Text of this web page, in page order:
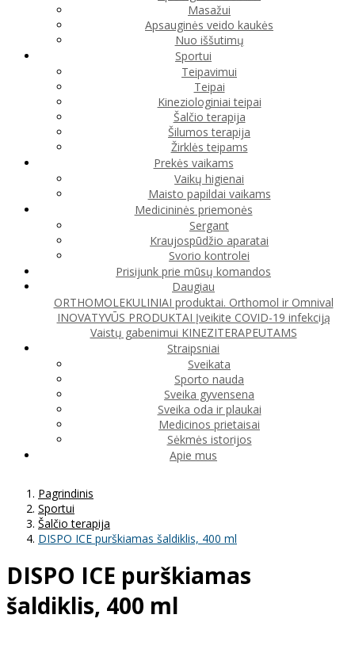
Masažui
Apsauginės veido kaukės
Nuo iššutimų
Sportui
Teipavimui
Teipai
Kineziologiniai teipai
Šalčio terapija
Šilumos terapija
Žirklės teipams
Prekės vaikams
Vaikų higienai
Maisto papildai vaikams
Medicininės priemonės
Sergant
Kraujospūdžio aparatai
Svorio kontrolei
Prisijunk prie mūsų komandos
Daugiau
ORTHOMOLEKULINIAI produktai. Orthomol ir Omnival
INOVATYVŪS PRODUKTAI Įveikite COVID-19 infekciją
Vaistų gabenimui KINEZITERAPEUTAMS
Straipsniai
Sveikata
Sporto nauda
Sveika gyvensena
Sveika oda ir plaukai
Medicinos prietaisai
Sėkmės istorijos
Apie mus
Pagrindinis
Sportui
Šalčio terapija
DISPO ICE purškiamas šaldiklis, 400 ml
DISPO ICE purškiamas
šaldiklis, 400 ml